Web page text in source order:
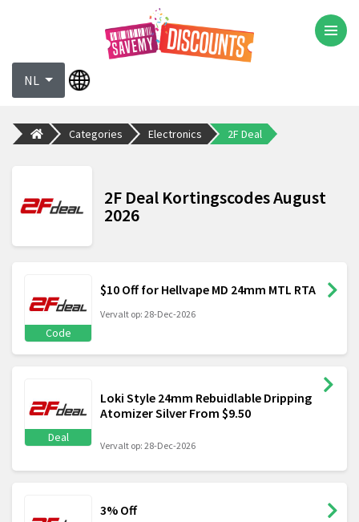
NL
Categories Electronics 2F Deal
2F Deal Kortingscodes August
2026
Code
$10 Off for Hellvape MD 24mm MTL RTA
Vervalt op: 28-Dec-2026
Deal
Loki Style 24mm Rebuidlable Dripping
Atomizer Silver From $9.50
Vervalt op: 28-Dec-2026
3% Off